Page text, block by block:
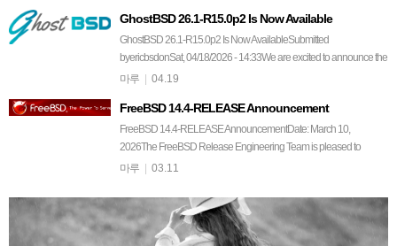
GhostBSD 26.1-R15.0p2 Is Now Available
GhostBSD 26.1-R15.0p2 Is Now AvailableSubmitted
byericbsdonSat, 04/18/2026 - 14:33We are excited to announce the
release…
마루 | 04.19
FreeBSD 14.4-RELEASE Announcement
FreeBSD 14.4-RELEASE AnnouncementDate: March 10,
2026The FreeBSD Release Engineering Team is pleased to
announce the ava…
마루 | 03.11